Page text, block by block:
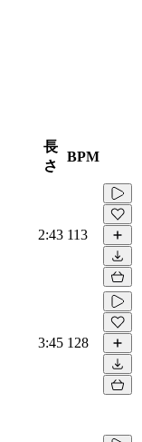
長
さ
BPM
2:43 113
3:45 128